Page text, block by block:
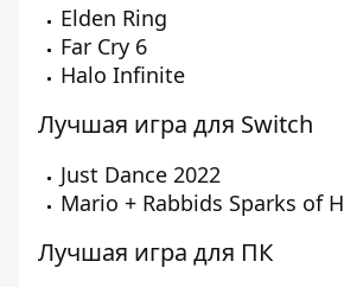
Elden Ring
Far Cry 6
Halo Infinite
Лучшая игра для Switch
Just Dance 2022
Mario + Rabbids Sparks of
Лучшая игра для ПК